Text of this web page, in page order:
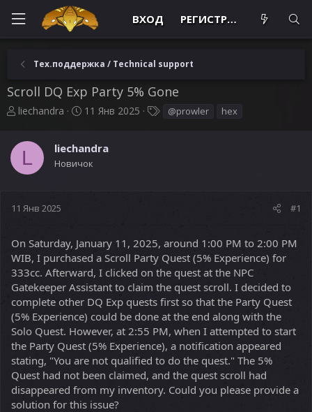
ВХОД РЕГИСТРАЦИЯ
Тех.поддержка / Technical support
Scroll DQ Exp Party 5% Gone
А
о
т
м
ы
liechandra
Д
а
н
11 Янв 2025 @prowler hex
L liechandra
Новичок
11 Янв 2025 #1
On Saturday, January 11, 2025, around 1:00 PM to 2:00 PM
WIB, I purchased a Scroll Party Quest (5% Experience) for
333cc. Afterward, I clicked on the quest at the NPC
Gatekeeper Assistant to claim the quest scroll. I decided to
complete other DQ Exp quests first so that the Party Quest
(5% Experience) could be done at the end along with the
Solo Quest. However, at 2:55 PM, when I attempted to start
the Party Quest (5% Experience), a notification appeared
stating, "You are not qualified to do the quest." The 5%
Quest had not been claimed, and the quest scroll had
disappeared from my inventory. Could you please provide a
solution for this issue?